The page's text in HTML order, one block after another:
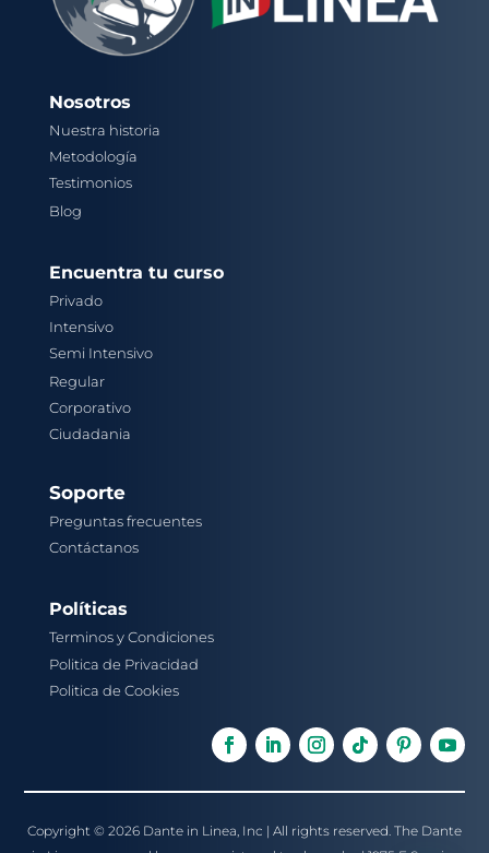
Nosotros
Nuestra historia
Metodología
Testimonios
Blog
Encuentra tu curso
Privado
Intensivo
Semi Intensivo
Regular
Corporativo
Ciudadania
Soporte
Preguntas frecuentes
Contáctanos
Políticas
Terminos y Condiciones
Politica de Privacidad
Politica de Cookies
Copyright © 2026 Dante in Linea, Inc | All rights reserved. The Dante